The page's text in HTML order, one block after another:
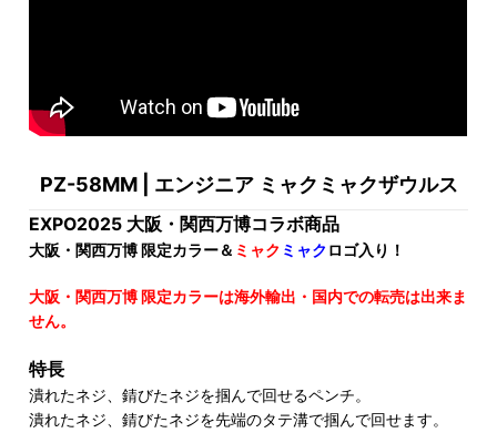
PZ-58MM | エンジニア ミャクミャクザウルス
EXPO2025 大阪・関西万博コラボ商品
大阪・関西万博 限定カラー＆ ミャク ミャク ロゴ入り！
大阪・関西万博 限定カラーは海外輸出・国内での転売は出来ま
せん。
特長
潰れたネジ、錆びたネジを掴んで回せるペンチ。
潰れたネジ、錆びたネジを先端のタテ溝で掴んで回せます。